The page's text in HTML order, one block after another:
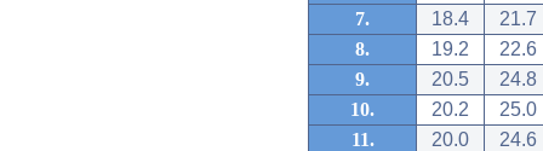
7.
18.4
21.7
8.
19.2
22.6
9.
20.5
24.8
10.
20.2
25.0
11.
20.0
24.6